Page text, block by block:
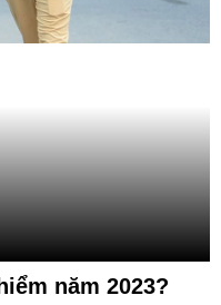
năm 2023?